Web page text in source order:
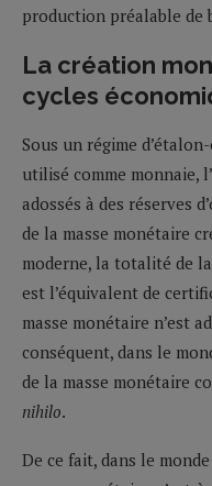
production préalable de
La création
cycles
Sous un régime
utilisé comme monnaie,
adossés à des réserves
de la masse monétaire
moderne, la totalité de
est l’équivalent de
masse monétaire n’est
conséquent, dans le
de la masse monétaire
nihilo.
De ce fait, dans le